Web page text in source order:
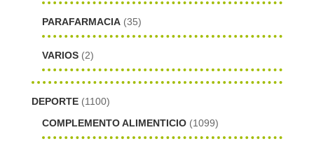
PARAFARMACIA (35)
VARIOS (2)
DEPORTE (1100)
COMPLEMENTO ALIMENTICIO (1099)